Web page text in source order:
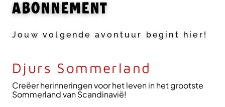
ABONNEMENT
Jouw volgende avontuur begint hier!
Djurs Sommerland
Creëer herinneringen voor het leven in het grootste
Sommerland van Scandinavië!